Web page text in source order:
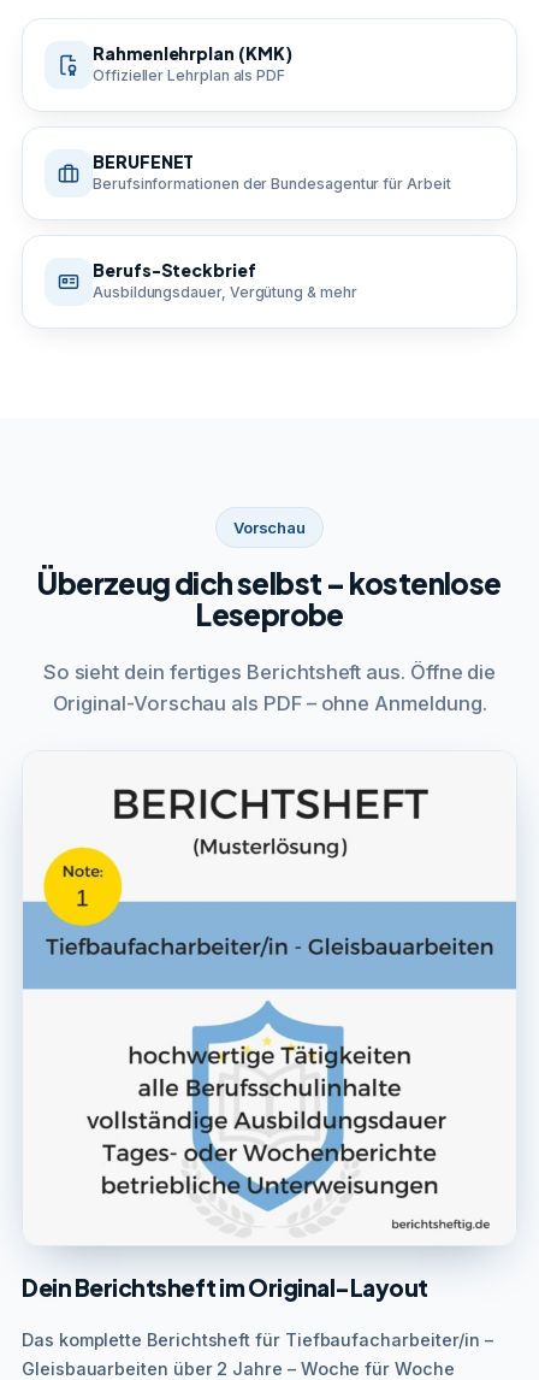
Rahmenlehrplan (KMK)
Offizieller Lehrplan als PDF
BERUFENET
Berufsinformationen der Bundesagentur für Arbeit
Berufs-Steckbrief
Ausbildungsdauer, Vergütung & mehr
Vorschau
Überzeug dich selbst – kostenlose
Leseprobe
So sieht dein fertiges Berichtsheft aus. Öffne die
Original-Vorschau als PDF – ohne Anmeldung.
Dein Berichtsheft im Original-Layout
Das komplette Berichtsheft für Tiefbaufacharbeiter/in –
Gleisbauarbeiten über 2 Jahre – Woche für Woche